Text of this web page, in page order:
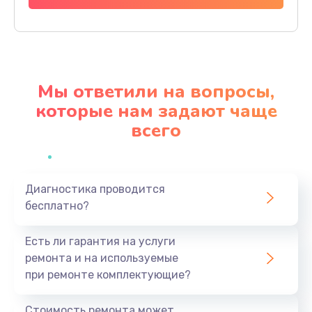
Заказать
Замена мультиконтроллера
Заказать
590 руб.
Мы ответили на вопросы,
которые нам задают чаще
всего
Диагностика проводится
бесплатно?
Есть ли гарантия на услуги
ремонта и на используемые
при ремонте комплектующие?